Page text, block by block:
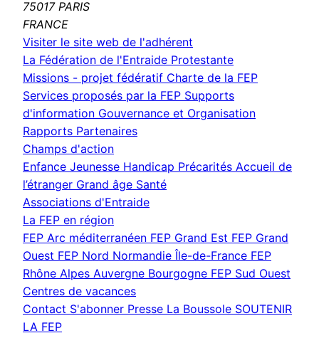
75017 PARIS
FRANCE
Visiter le site web de l'adhérent
fenêtre)
La Fédération de l'Entraide Protestante
Missions - projet fédératif Charte de la FEP
Services proposés par la FEP Supports
d'information Gouvernance et Organisation
Rapports Partenaires
Champs d'action
Enfance Jeunesse Handicap Précarités Accueil de
l’étranger Grand âge Santé
Associations d'Entraide
La FEP en région
FEP Arc méditerranéen FEP Grand Est FEP Grand
Ouest FEP Nord Normandie Île-de-France FEP
Rhône Alpes Auvergne Bourgogne FEP Sud Ouest
Centres de vacances
Contact S'abonner Presse La Boussole SOUTENIR
LA FEP